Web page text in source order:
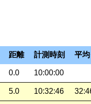
距離 計測時刻 平
0.0 10:00:00
5.0 10:32:46